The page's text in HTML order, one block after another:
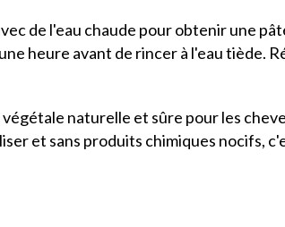
de l'eau chaude pour obtenir une
heure avant de rincer à l'eau tiède.
naturelle et sûre pour les
et sans produits chimiques nocifs,